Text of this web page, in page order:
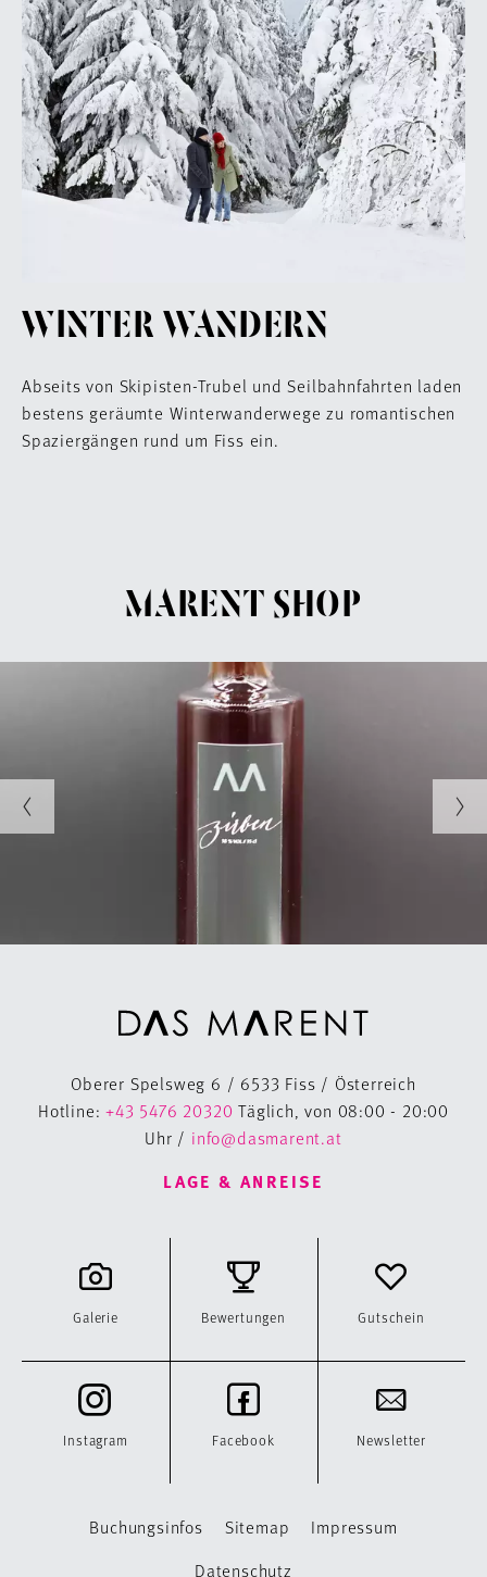
WINTER WANDERN
Abseits von Skipisten-Trubel und Seilbahnfahrten laden
bestens geräumte Winterwanderwege zu romantischen
Spaziergängen rund um Fiss ein.
MARENT SHOP
Oberer Spelsweg 6 / 6533 Fiss / Österreich
Hotline:+43 5476 20320 Täglich, von 08:00 - 20:00
Uhr / info@dasmarent.at
LAGE & ANREISE
Galerie Bewertungen Gutschein
Instagram Facebook Newsletter
Buchungsinfos Sitemap
Impressum
Datenschutz